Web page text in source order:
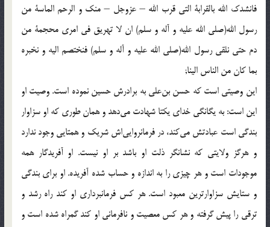
فانشدك الله بالقرابة التى قرب الله – عزوجل – منك و الرحم الماسة من
رسول الله(صلی الله علیه و آله و سلم) ان لا تهريق فى امرى محجمة من
دم حتى نلقى رسول الله(صلی الله علیه و آله و سلم) فنختصم اليه و نخبره
بما كان من الناس الينا;
اين وصيتى است كه حسن بن‌على به برادرش حسين نموده است. وصيت او
اين است: به يگانگى خداى يكتا شهادت مى‌دهد و همان طورى كه او سزاوار
بندگى است عبادتش مى‌كند، در فرمانروايى‌اش شريك و همتايى وجود ندارد
و هرگز ولايتى كه نشانگر ذلت او باشد بر او نيست. او آفريدگار همه
موجودات است و هر چيزى را به اندازه و حساب شده آفريده. او براى بندگى
و ستايش سزاوارترين معبود است. هر كس فرمانبردارى او كند راه رشد و
ترقى را پيش گرفته و هر كس معصيت و نافرمانى او كند گمراه شده است و